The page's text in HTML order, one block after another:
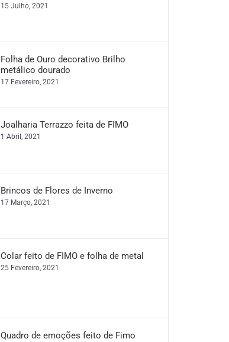
15 Julho, 2021
Folha de Ouro decorativo Brilho
metálico dourado
17 Fevereiro, 2021
Joalharia Terrazzo feita de FIMO
1 Abril, 2021
Brincos de Flores de Inverno
17 Março, 2021
Colar feito de FIMO e folha de metal
25 Fevereiro, 2021
Quadro de emoções feito de Fimo